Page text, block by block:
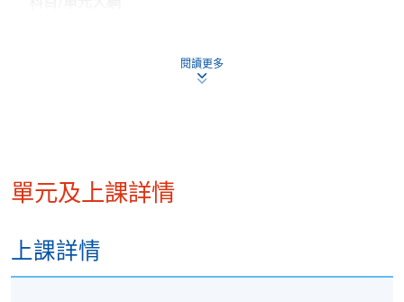
- 信貸風險的影響
閱讀更多
單元及上課詳情
上課詳情